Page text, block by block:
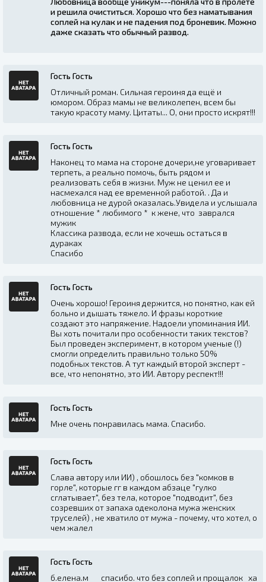
и решила очиститься. Хорошо что без наматывания
соплей на кулак и не падения под броневик. Можно
даже сказать что обычный развод.
Гость Гость
Отличный роман. Сильная героиня да ещё и
юмором. Образ мамы не великолепен, всем бы
такую красоту маму. Цитаты... О, они просто искрят!!!
Гость Гость
Наконец то мама на стороне дочери,не уговаривает
терпеть, а реально помочь, быть рядом и
реализовать себя в жизни. Муж не ценил ее и
насмехался над ее временной работой. . Да и
любовница не дурой оказалась.Увидела и услышала
отношение * любимого * к жене, что заврался
мужик
Классика развода, если не хочешь остаться в
дураках
Спасибо
Гость Гость
Очень хорошо! Героиня держится, но понятно, как ей
больно и дышать тяжело. И фразы короткие
создают это напряжение. Надоели упоминания ИИ.
Вы хоть почитали про особенности таких текстов?
Был проведен эксперимент, в котором ученые (!)
смогли определить правильно только 50%
подобных текстов. А тут каждый второй эксперт -
все, что непонятно, это ИИ. Автору респект!!!
Гость Гость
Мне очень понравилась мама. Спасибо.
Гость Гость
Слава автору или ИИ) , обошлось без "комков в
горле", которые гг в каждом абзаце "гулко
сглатывает", без тела, которое "подводит", без
созревших от запаха одеколона мужа женских
труселей) , не хватило от мужа - почему, что хотел, о
чем жалел
Гость Гость
б.елена.м спасибо. что без соплей и прощалок ха